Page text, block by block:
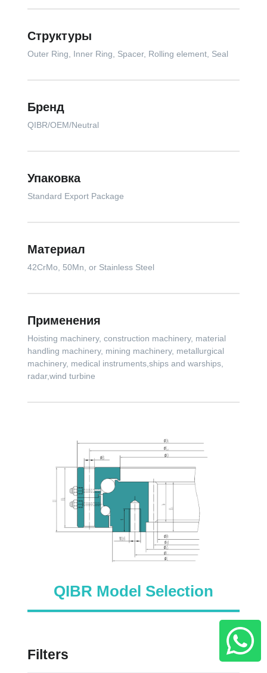
Структуры
Outer Ring, Inner Ring, Spacer, Rolling element, Seal
Бренд
QIBR/OEM/Neutral
Упаковка
Standard Export Package
Материал
42CrMo, 50Mn, or Stainless Steel
Применения
Hoisting machinery, construction machinery, material
handling machinery, mining machinery, metallurgical
machinery, medical instruments,ships and warships,
radar,wind turbine
QIBR Model Selection
Filters